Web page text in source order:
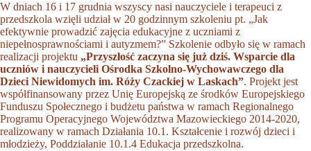
W dniach 16 i 17 grudnia wszyscy nasi nauczyciele i terapeuci z
przedszkola wzięli udział w 20 godzinnym szkoleniu pt. „Jak
efektywnie prowadzić zajęcia edukacyjne z uczniami z
niepełnosprawnościami i autyzmem?” Szkolenie odbyło się w ramach
realizacji projektu „Przyszłość zaczyna się już dziś. Wsparcie dla
uczniów i nauczycieli Ośrodka Szkolno-Wychowawczego dla
Dzieci Niewidomych im. Róży Czackiej w Laskach”. Projekt jest
współfinansowany przez Unię Europejską ze środków Europejskiego
Funduszu Społecznego i budżetu państwa w ramach Regionalnego
Programu Operacyjnego Województwa Mazowieckiego 2014-2020,
realizowany w ramach Działania 10.1. Kształcenie i rozwój dzieci i
młodzieży, Poddziałanie 10.1.4 Edukacja przedszkolna.